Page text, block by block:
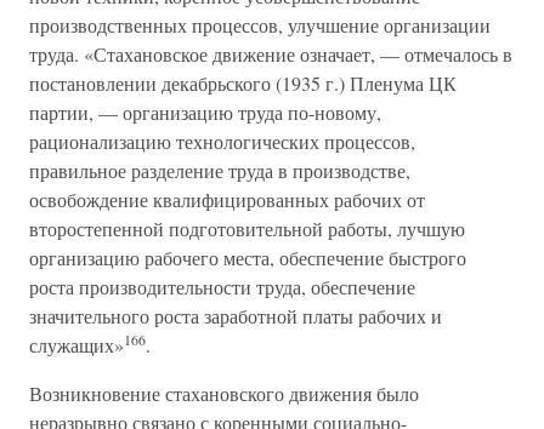
производственных процессов, улучшение организации
труда. «Стахановское движение означает, — отмечалось в
постановлении декабрьского (1935 г.) Пленума ЦК
партии, — организацию труда по-новому,
рационализацию технологических процессов,
правильное разделение труда в производстве,
освобождение квалифицированных рабочих от
второстепенной подготовительной работы, лучшую
организацию рабочего места, обеспечение быстрого
роста производительности труда, обеспечение
значительного роста заработной платы рабочих и
служащих»166.
Возникновение стахановского движения было
неразрывно связано с коренными социально-